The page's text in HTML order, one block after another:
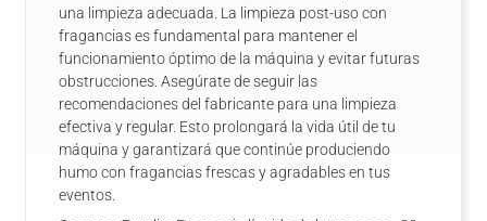
una limpieza adecuada. La limpieza post-uso con
fragancias es fundamental para mantener el
funcionamiento óptimo de la máquina y evitar futuras
obstrucciones. Asegúrate de seguir las
recomendaciones del fabricante para una limpieza
efectiva y regular. Esto prolongará la vida útil de tu
máquina y garantizará que continúe produciendo
humo con fragancias frescas y agradables en tus
eventos.